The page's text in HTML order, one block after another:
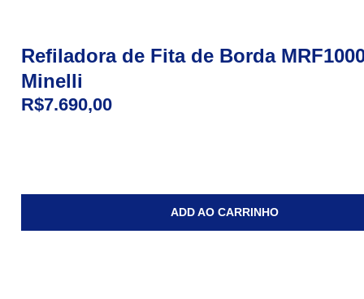
Refiladora de Fita de Borda
Minelli
R$7.690,00
ADD AO CARRINHO